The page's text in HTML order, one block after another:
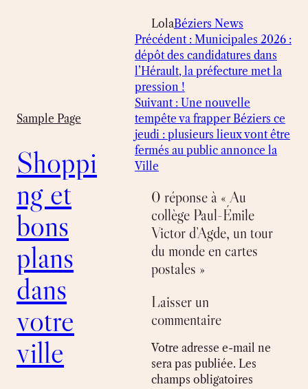
Sample Page
Shoppi
ng et
bons
plans
dans
votre
ville
LolaBéziers News
Précédent : Municipales 2026 :
dépôt des candidatures dans
l’Hérault, la préfecture met la
pression !
Suivant : Une nouvelle
tempête va frapper Béziers ce
jeudi : plusieurs lieux vont être
fermés au public annonce la
Ville
0 réponse à « Au
collège Paul-Émile
Victor d’Agde, un tour
du monde en cartes
postales »
Laisser un
commentaire
Votre adresse e-mail ne
sera pas publiée. Les
champs obligatoires